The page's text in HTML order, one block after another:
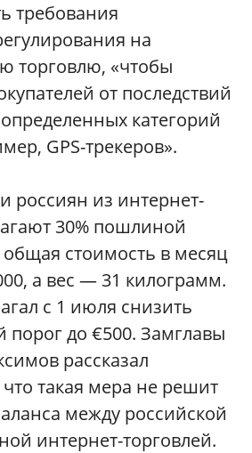
требования
на
торговлю, «чтобы
от последствий
категорий
GPS-трекеров».
россиян из интернет-
30% пошлиной
общая стоимость в месяц
а вес — 31 килограмм.
с 1 июля снизить
до €500. Замглавы
рассказал
такая мера не решит
между российской
интернет-торговлей.